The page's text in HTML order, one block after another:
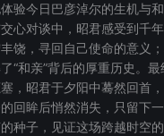
验今日巴彦淖尔的生机与
心对谈中，昭君感受到千
饶，寻回自己使命的意义
“和亲”背后的厚重历史。
，昭君于夕阳中蓦然回首
回眸后悄然消失，只留下
种子，见证这场跨越时空